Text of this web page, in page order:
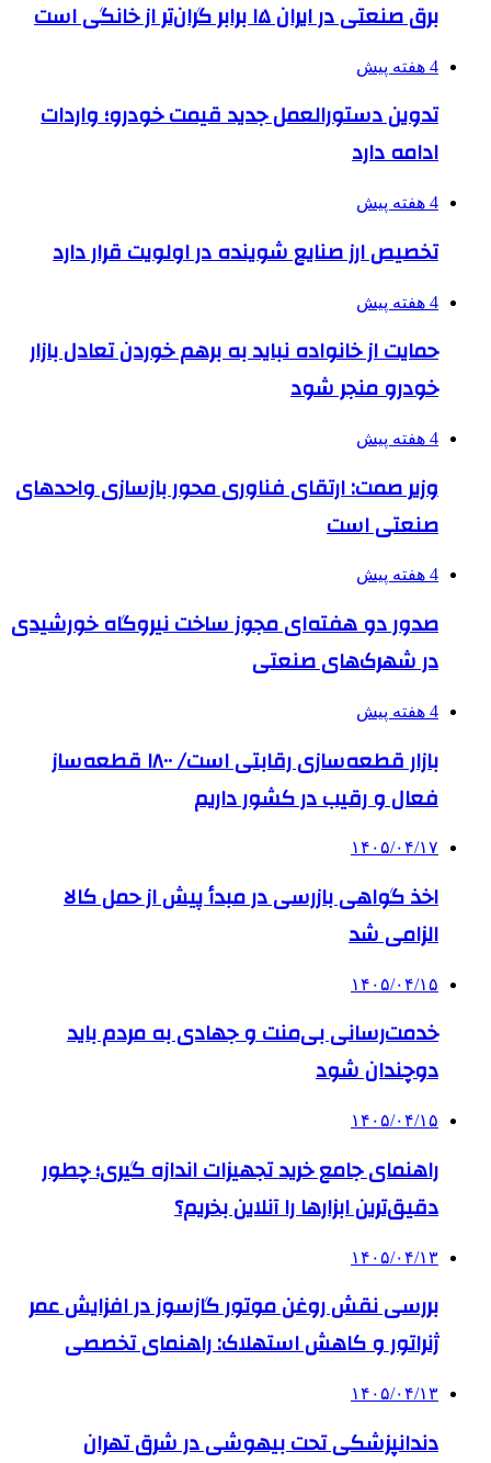
برق صنعتی در ایران ۱۵ برابر گران‌تر از خانگی است
4 هفته پیش
تدوین دستورالعمل جدید قیمت خودرو؛ واردات
ادامه دارد
4 هفته پیش
تخصیص ارز صنایع شوینده در اولویت قرار دارد
4 هفته پیش
حمایت از خانواده نباید به برهم خوردن تعادل بازار
خودرو منجر شود
4 هفته پیش
وزیر صمت: ارتقای فناوری محور بازسازی واحدهای
صنعتی است
4 هفته پیش
صدور دو هفته‌ای مجوز ساخت نیروگاه خورشیدی
در شهرک‌های صنعتی
4 هفته پیش
بازار قطعه‌سازی رقابتی است/ ۱۸۰۰ قطعه‌ساز
فعال و رقیب در کشور داریم
۱۴۰۵/۰۴/۱۷
اخذ گواهی بازرسی در مبدأ پیش از حمل کالا
الزامی شد
۱۴۰۵/۰۴/۱۵
خدمت‌رسانی بی‌منت و جهادی به مردم باید
دوچندان شود
۱۴۰۵/۰۴/۱۵
راهنمای جامع خرید تجهیزات اندازه گیری؛ چطور
دقیق‌ترین ابزارها را آنلاین بخریم؟
۱۴۰۵/۰۴/۱۳
بررسی نقش روغن موتور گازسوز در افزایش عمر
ژنراتور و کاهش استهلاک: راهنمای تخصصی
۱۴۰۵/۰۴/۱۳
دندانپزشکی تحت بیهوشی در شرق تهران